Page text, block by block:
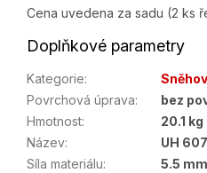
Cena uvedena za sadu (2 ks
Doplňkové parametry
Kategorie:
Povrchová úprava:
bez
Hmotnost:
20.1 kg
Název:
UH 607
Síla materiálu:
5.5 mm